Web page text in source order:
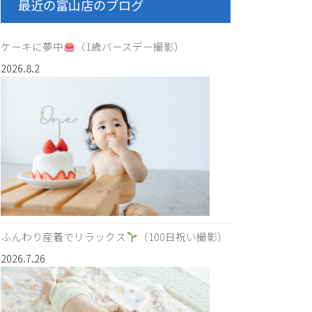
最近の富山店のブログ
ケーキに夢中
（1歳バースデー撮影）
2026.8.2
ふんわり産着でリラックス
（100日祝い撮影）
2026.7.26